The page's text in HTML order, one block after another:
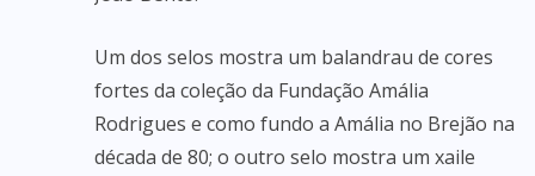
Um dos selos mostra um balandrau de cores
fortes da coleção da Fundação Amália
Rodrigues e como fundo a Amália no Brejão na
década de 80; o outro selo mostra um xaile